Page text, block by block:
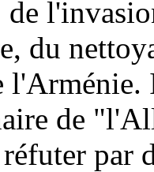
du
de
par